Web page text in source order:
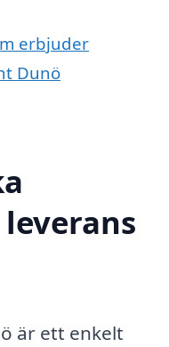
erbjuder
Dunö
är ett enkelt